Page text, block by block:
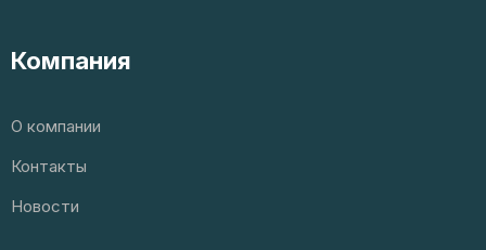
Компания
О компании
Контакты
Новости